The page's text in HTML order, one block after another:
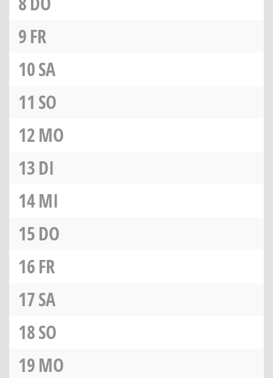
9FR
10SA
11 SO
12MO
13DI
14MI
15DO
16FR
17SA
18SO
19MO